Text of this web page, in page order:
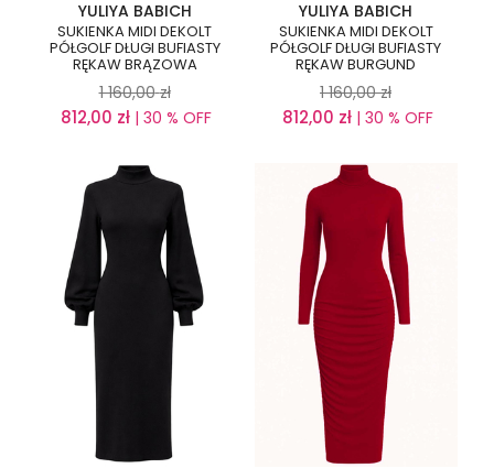
YULIYA BABICH
SUKIENKA MIDI DEKOLT
PÓŁGOLF DŁUGI BUFIASTY
RĘKAW BRĄZOWA
1 160,00 zł
812,00 zł | 30 % OFF
YULIYA BABICH
SUKIENKA MIDI DEKOLT
PÓŁGOLF DŁUGI BUFIASTY
RĘKAW BURGUND
1 160,00 zł
812,00 zł| 30 % OFF